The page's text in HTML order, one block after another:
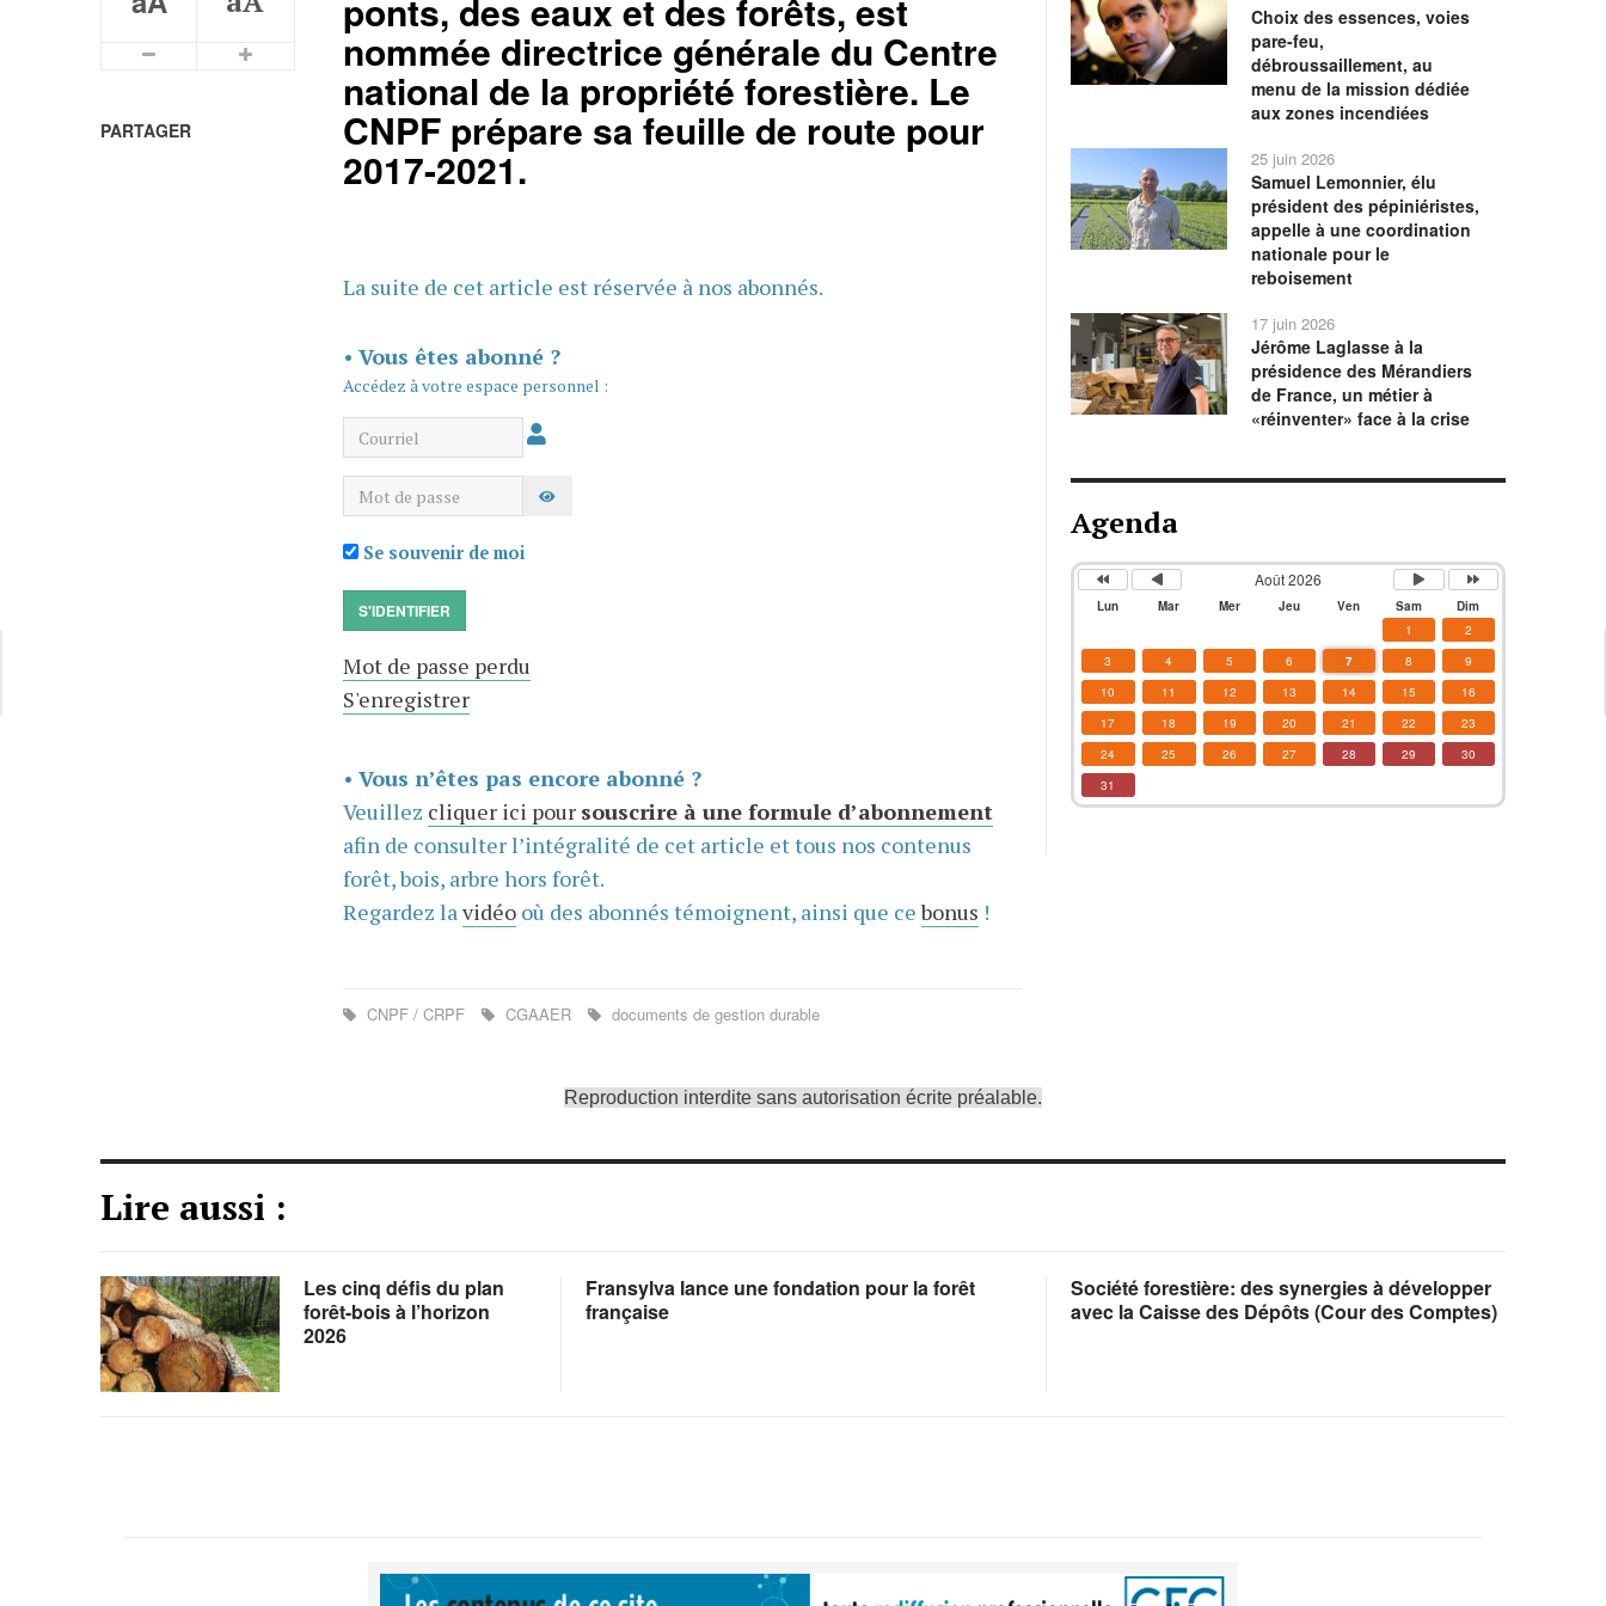
Plus petits caractèresPlus grands caractères
PARTAGER
ponts, des eaux et des forêts, est
nommée directrice générale du Centre
national de la propriété forestière. Le
CNPF prépare sa feuille de route pour
2017-2021.
La suite de cet article est réservée à nos abonnés.
• Vous êtes abonné ?
Accédez à votre espace personnel :
Courriel
Mot de passe AFFICHER LE MOT DE PASSE
Se souvenir de moi
S'IDENTIFIER
Mot de passe perdu
S'enregistrer
• Vous n’êtes pas encore abonné ?
Veuillez cliquer ici pour souscrire à une formule d’abonnement
afin de consulter l’intégralité de cet article et tous nos contenus
forêt, bois, arbre hors forêt.
Regardez lavidéooù des abonnés témoignent, ainsi que cebonus !
CNPF / CRPF CGAAER documents de gestion durable
Choix des essences, voies
pare-feu,
débroussaillement, au
menu de la mission dédiée
aux zones incendiées
25 juin 2026
Samuel Lemonnier, élu
président des pépiniéristes,
appelle à une coordination
nationale pour le
reboisement
17 juin 2026
Jérôme Laglasse à la
présidence des Mérandiers
de France, un métier à
«réinventer» face à la crise
Agenda
Août 2026
Lun Mar Mer Jeu Ven Sam
Dim
1
2
3
4 5 6 7 8
9
10
11 12 13 14 15
16
17
18 19 20 21 22
23
24
25 26 27 28 29
30
31
Reproduction interdite sans autorisation écrite préalable.
Lire aussi :
Les cinq défis du plan
forêt-bois à l’horizon
2026
Fransylva lance une fondation pour la forêt
française
Société forestière: des synergies à développer
avec la Caisse des Dépôts (Cour des Comptes)